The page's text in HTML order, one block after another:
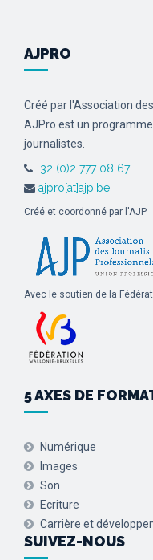
AJPRO
Créé par l'Association
AJPro est un
journalistes.
+32 (0)2 777 08 67
ajpro[at]ajp.be
Créé et coordonné par l'AJP
Avec le soutien de la
5 AXES DE
Numérique
Images
Son
Ecriture
Carrière et
SUIVEZ-NOUS